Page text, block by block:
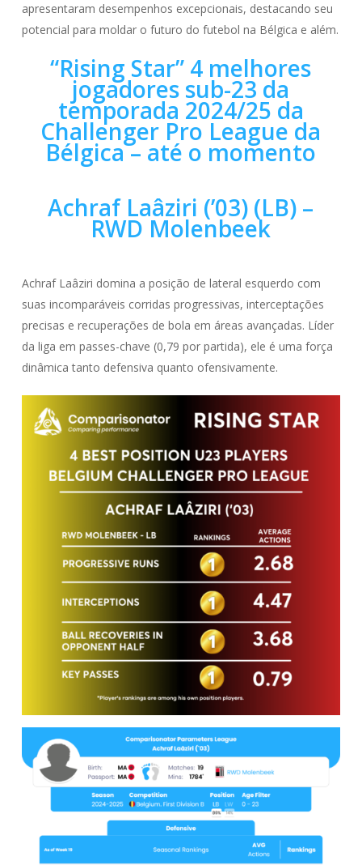
apresentaram desempenhos excepcionais, destacando seu
potencial para moldar o futuro do futebol na Bélgica e além.
“Rising Star” 4 melhores
jogadores sub-23 da
temporada 2024/25 da
Challenger Pro League da
Bélgica – até o momento
Achraf Laâziri (’03) (LB) –
RWD Molenbeek
Achraf Laâziri domina a posição de lateral esquerdo com
suas incomparáveis corridas progressivas, interceptações
precisas e recuperações de bola em áreas avançadas. Líder
da liga em passes-chave (0,79 por partida), ele é uma força
dinâmica tanto defensiva quanto ofensivamente.